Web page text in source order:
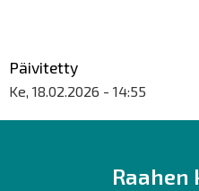
Päivitetty
Ke, 18.02.2026 - 14:55
Raahen